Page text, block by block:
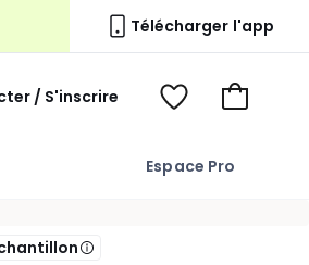
Télécharger l'app
Espace Pro
/ S'inscrire
Voir
Voir
, Plus d’informations